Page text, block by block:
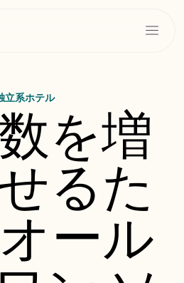
立系ホテル
を増
るた
ール